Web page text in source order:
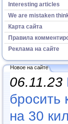
Interesting articles
We are mistaken
Карта сайта
Правила
Реклама на сайте
Новое на сайте
06.11.23
бросить
на 30